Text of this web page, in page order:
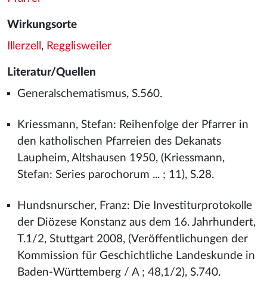
Wirkungsorte
Illerzell , Regglisweiler
Literatur/Quellen
Generalschematismus, S.560.
Kriessmann, Stefan: Reihenfolge der Pfarrer in
den katholischen Pfarreien des Dekanats
Laupheim, Altshausen 1950, (Kriessmann,
Stefan: Series parochorum ... ; 11), S.28.
Hundsnurscher, Franz: Die Investiturprotokolle
der Diözese Konstanz aus dem 16. Jahrhundert,
T.1/2, Stuttgart 2008, (Veröffentlichungen der
Kommission für Geschichtliche Landeskunde in
Baden-Württemberg / A ; 48,1/2), S.740.